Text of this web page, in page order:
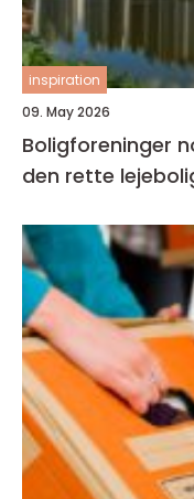
inspiration
09. May 2026
Boligforeninger nordjylland
den rette